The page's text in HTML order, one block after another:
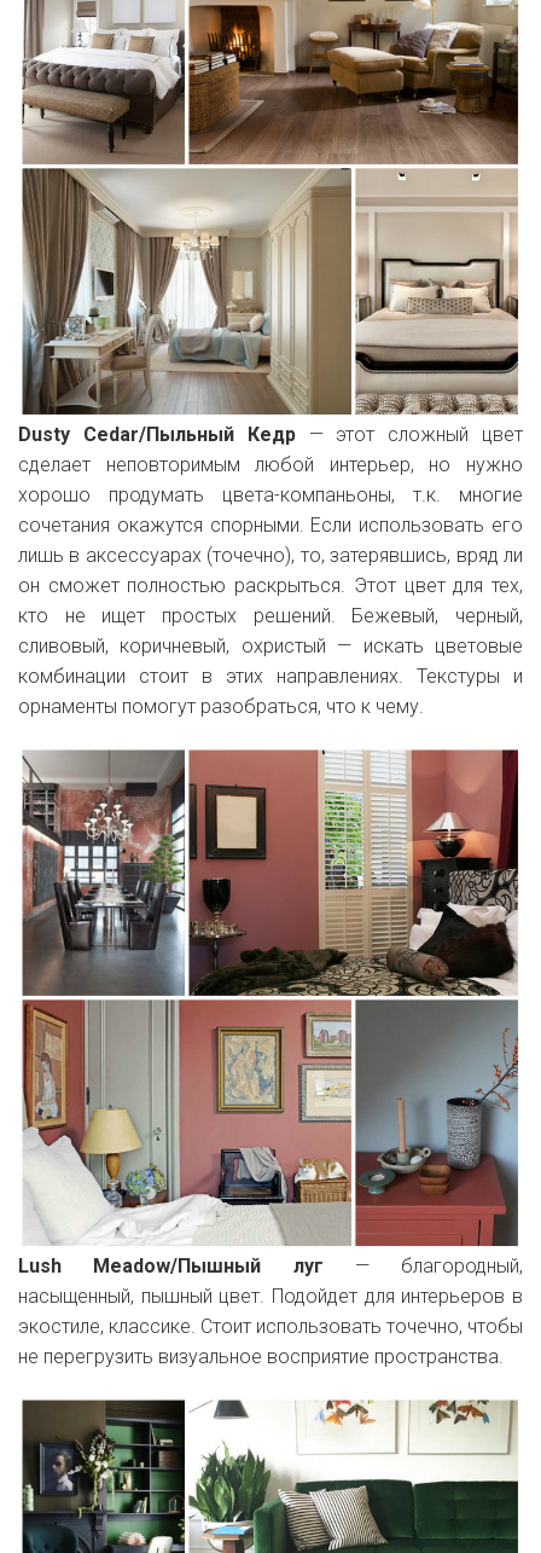
Dusty Cedar/Пыльный Кедр— этот сложный цвет
сделает неповторимым любой интерьер, но нужно
хорошо продумать цвета-компаньоны, т.к. многие
сочетания окажутся спорными. Если использовать его
лишь в аксессуарах (точечно), то, затерявшись, вряд ли
он сможет полностью раскрыться. Этот цвет для тех,
кто не ищет простых решений. Бежевый, черный,
сливовый, коричневый, охристый — искать цветовые
комбинации стоит в этих направлениях. Текстуры и
орнаменты помогут разобраться, что к чему.
Lush Meadow/Пышный луг — благородный,
насыщенный, пышный цвет. Подойдет для интерьеров в
экостиле, классике. Стоит использовать точечно, чтобы
не перегрузить визуальное восприятие пространства.